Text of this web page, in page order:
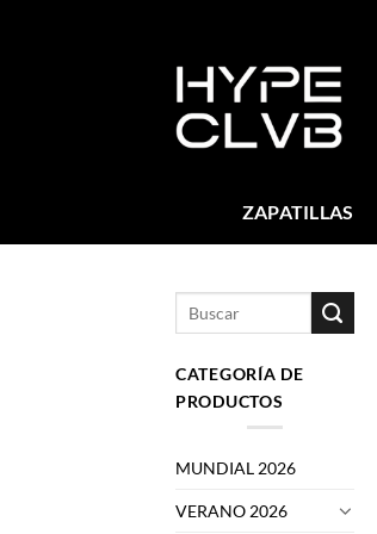
ZAPATILLAS
CATEGORÍA DE
PRODUCTOS
MUNDIAL 2026
VERANO 2026